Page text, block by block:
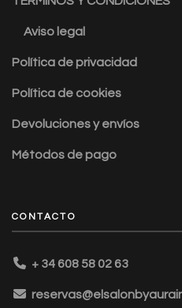
Aviso legal
Política de privacidad
Política de cookies
Devoluciones y envíos
Métodos de pago
CONTACTO
+ 34 608 58 02 63